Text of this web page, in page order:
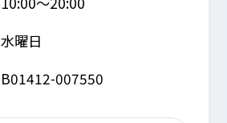
水曜日
B01412-007550